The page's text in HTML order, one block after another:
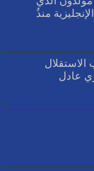
منذُ
حرب الاستقلال
عادل